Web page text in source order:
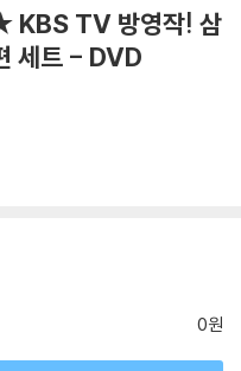
KBS TV 방영작! 삼
세트 - DVD
0원